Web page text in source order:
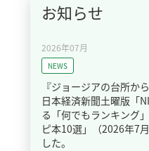
お知らせ
2026年07月
NEWS
『ジョージアの台所から
日本経済新聞土曜版「
る「何でもランキング
ピ本10選」（2026年7
した。